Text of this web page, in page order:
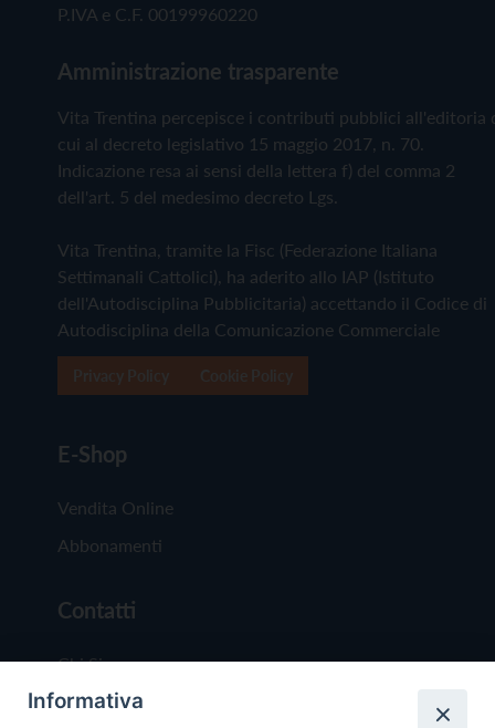
P.IVA e C.F. 00199960220
Amministrazione trasparente
Vita Trentina percepisce i contributi pubblici all'editoria
cui al decreto legislativo 15 maggio 2017, n. 70.
Indicazione resa ai sensi della lettera f) del comma 2
dell'art. 5 del medesimo decreto Lgs.
Vita Trentina, tramite la Fisc (Federazione Italiana
Settimanali Cattolici), ha aderito allo IAP (Istituto
dell'Autodisciplina Pubblicitaria) accettando il Codice di
Autodisciplina della Comunicazione Commerciale
E-Shop
Vendita Online
Abbonamenti
Contatti
Chi Siamo
Redazione
Informativa